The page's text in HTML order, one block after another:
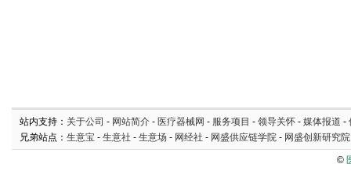
站内支持： 关于公司 - 网站简介 - 医疗器械网 - 服务项目 - 领导关怀 - 媒体报道 -
兄弟站点： 生意宝 - 生意社 - 生意场 - 网经社 - 网盛供应链学院 - 网盛创新研究院
©